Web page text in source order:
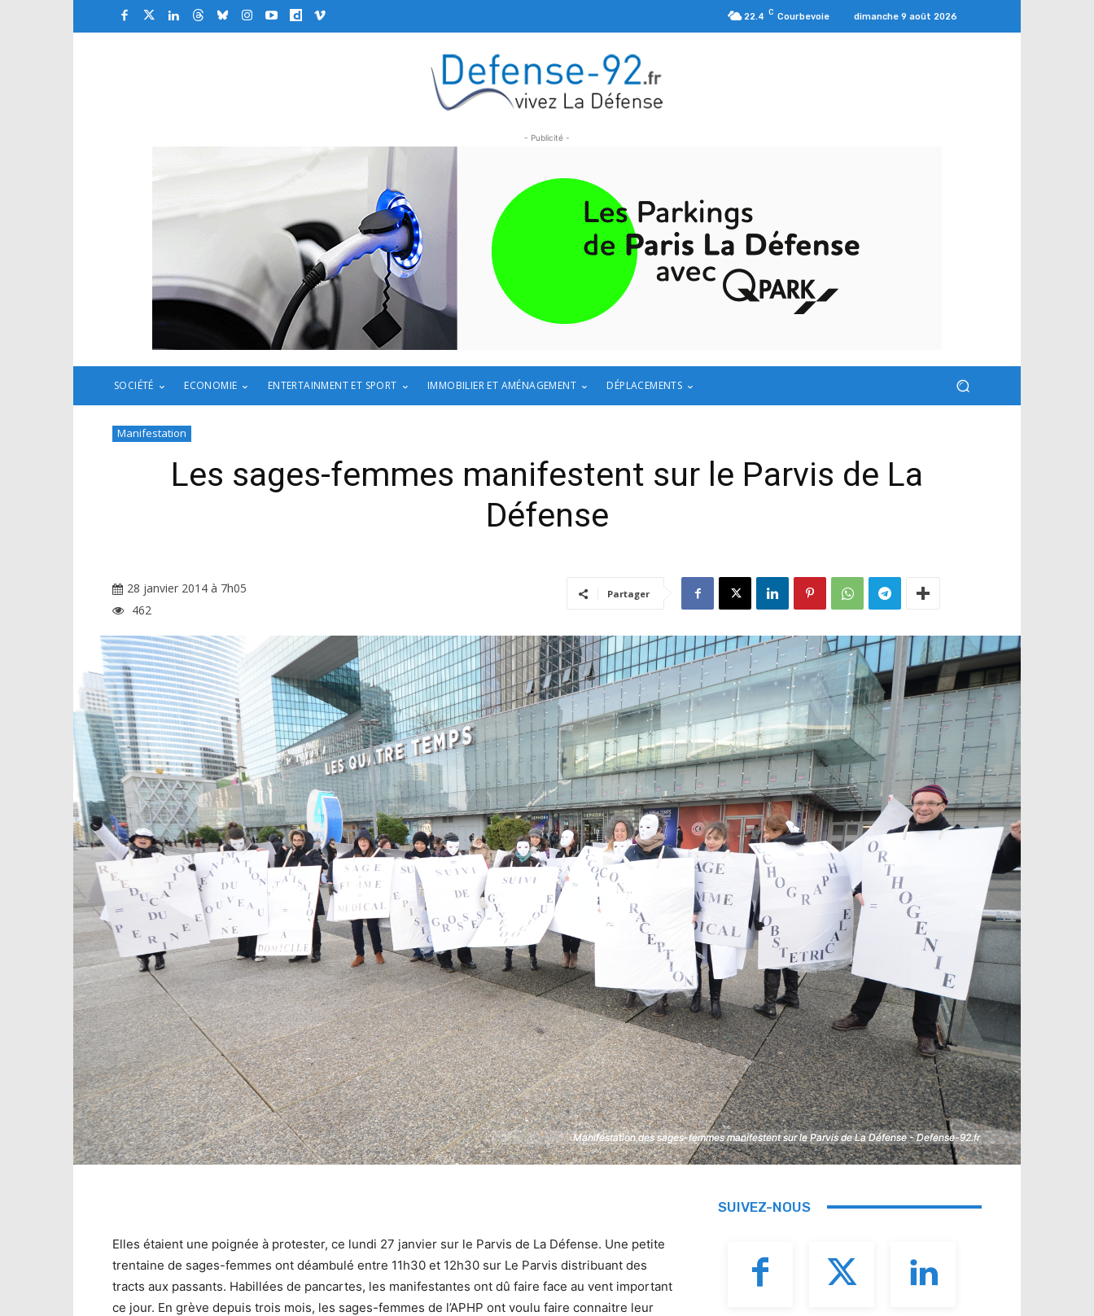
22.4 C Courbevoie dimanche 9 août 2026
- Publicité -
SOCIÉTÉ ECONOMIE ENTERTAINMENT ET SPORT IMMOBILIER ET AMÉNAGEMENT DÉPLACEMENTS
Manifestation
Les sages-femmes manifestent sur le Parvis de La
Défense
28 janvier 2014 à 7h05
462
Partager
Manifestation des sages-femmes manifestent sur le Parvis de La Défense - Defense-92.fr
Manifestation des sages-femmes manifestent sur le Parvis de La Défense - Defense-92.fr
Elles étaient une poignée à protester, ce lundi 27 janvier sur le Parvis de La Défense. Une petite
trentaine de sages-femmes ont déambulé entre 11h30 et 12h30 sur Le Parvis distribuant des
tracts aux passants. Habillées de pancartes, les manifestantes ont dû faire face au vent important
ce jour. En grève depuis trois mois, les sages-femmes de l’APHP ont voulu faire connaitre leur
SUIVEZ-NOUS